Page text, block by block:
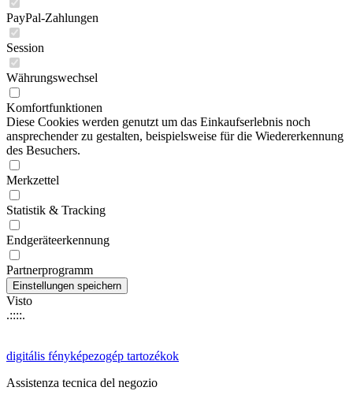
PayPal-Zahlungen
Session
Währungswechsel
Komfortfunktionen
Diese Cookies werden genutzt um das Einkaufserlebnis noch
ansprechender zu gestalten, beispielsweise für die Wiedererkennung
des Besuchers.
Merkzettel
Statistik & Tracking
Endgeräteerkennung
Partnerprogramm
Visto
.::::.
digitális fényképezogép tartozékok
Assistenza tecnica del negozio